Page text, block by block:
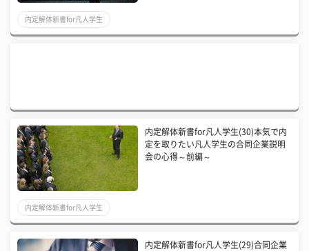
内定解体新書for凡人学生
内定解体新書for凡人学生(30)本気で内
定を取りたい凡人学生の合同企業説明
会の心得～前編～
内定解体新書for凡人学生
内定解体新書for凡人学生(29)合同企業